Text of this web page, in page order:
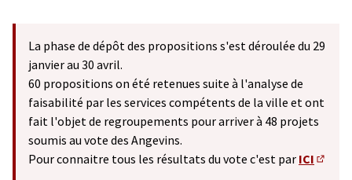
La phase de dépôt des propositions s'est déroulée du 29
janvier au 30 avril.
60 propositions on été retenues suite à l'analyse de
faisabilité par les services compétents de la ville et ont
fait l'objet de regroupements pour arriver à 48 projets
soumis au vote des Angevins.
Pour connaitre tous les résultats du vote c'est par ICI